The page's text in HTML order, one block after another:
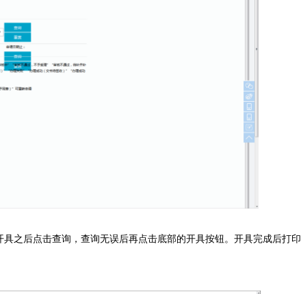
之后点击查询，查询无误后再点击底部的开具按钮。开具完成后打印